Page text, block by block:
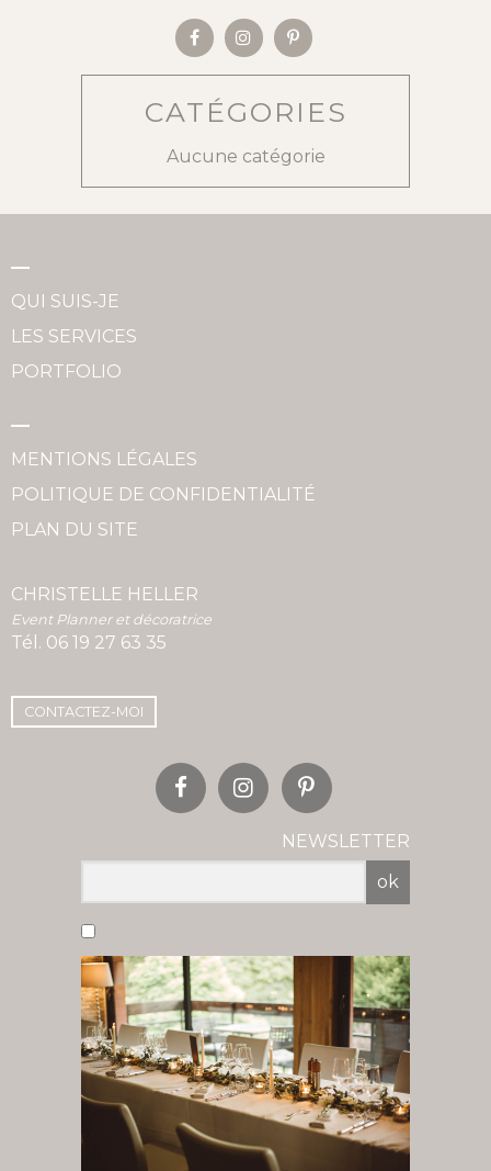
CATÉGORIES
Aucune catégorie
QUI SUIS-JE
LES SERVICES
PORTFOLIO
MENTIONS LÉGALES
POLITIQUE DE CONFIDENTIALITÉ
PLAN DU SITE
CHRISTELLE HELLER
Event Planner et décoratrice
Tél. 06 19 27 63 35
CONTACTEZ-MOI
NEWSLETTER
ok